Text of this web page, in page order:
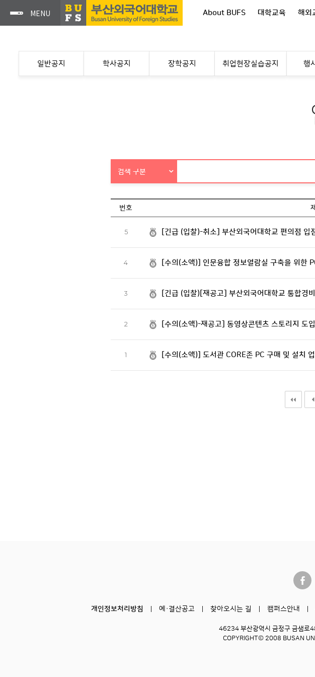
About BUFS 대학교육 해외
일반공지 학사공지 장학공지 취업현장실습공지 행
검색 구분
번호
5 [긴급 (입찰)-취소] 부산외국어대학교 편의점 입
4 [수의(소액)] 인문융합 정보열람실 구축을 위한
3 [긴급 (입찰)[재공고] 부산외국어대학교 통합경
2 [수의(소액)-재공고] 동영상콘텐츠 스토리지 도입
1 [수의(소액)] 도서관 CORE존 PC 구매 및 설치
개인정보처리방침 예·결산공고 찾아오시는 길 캠퍼스안내
46234 부산광역시 금정구 금샘로
COPYRIGHT© 2008 BUSAN